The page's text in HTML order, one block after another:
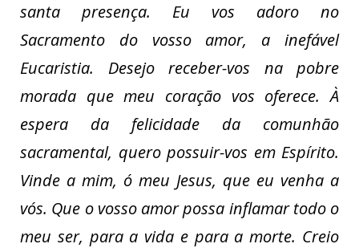
santa presença. Eu vos adoro no
Sacramento do vosso amor, a inefável
Eucaristia. Desejo receber-vos na pobre
morada que meu coração vos oferece. À
espera da felicidade da comunhão
sacramental, quero possuir-vos em Espírito.
Vinde a mim, ó meu Jesus, que eu venha a
vós. Que o vosso amor possa inflamar todo o
meu ser, para a vida e para a morte. Creio